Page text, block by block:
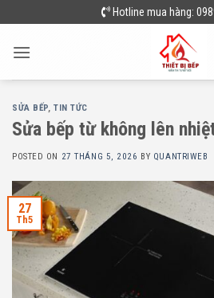
to
content
Hotline mua hàng:
SỬA BẾP,TIN TỨC
Sửa bếp từ không lên
POSTED ON 27 THÁNG 5, 2026 BY QUANTRIWEB
27
Th5